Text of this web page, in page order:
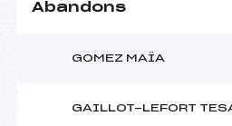
Abandons
GOMEZ MAÏA
GAILLOT-LEFORT